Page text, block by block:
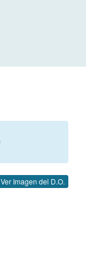
Ver Imagen del D.O.